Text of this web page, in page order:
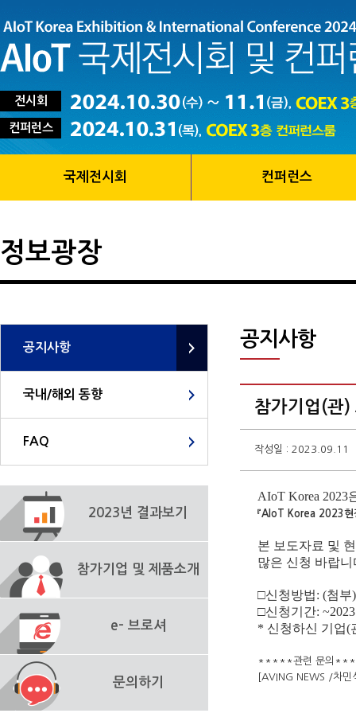
전시회
컨퍼런스
국제전시회 컨퍼런스
정보광장
공지사항
국내/해외 동향
FAQ
2023년 결과보기
참가기업 및 제품소개
e- 브로셔
문의하기
공지사항
참가기업(관
작성일 : 2023.09.11
AIoT Korea 2023
『A IoT Korea 2023현
본 보도자료 및
많은 신청 바랍니
□신청방법: (첨부
□신청기간:
* 신청하신 기업(
*****관련 문의
[AVING NEWS /차